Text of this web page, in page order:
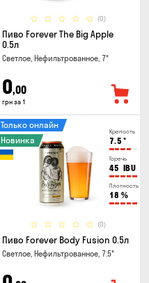
(0)
Пиво Forever The Big Apple
0.5л
Светлое, Нефильтрованное, 7°
0,00
грн за 1
Крепость
7.5 °
Горечь
45 IBU
Плотность
18 %
(0)
Только онлайн
Новинка
Пиво Forever Body Fusion 0.5л
Светлое, Нефильтрованное, 7.5°